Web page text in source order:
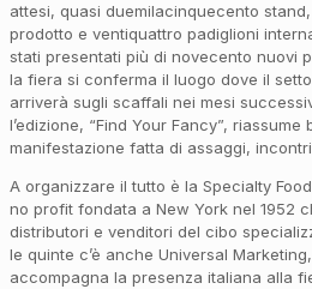
attesi, quasi duemilacinquecento
prodotto e ventiquattro padiglioni
stati presentati più di novecento nuovi
la fiera si conferma il luogo dove il
arriverà sugli scaffali nei mesi
l’edizione, “Find Your Fancy”,
manifestazione fatta di assaggi,
A organizzare il tutto è la Specialty
no profit fondata a New York nel 1952
distributori e venditori del cibo
le quinte c’è anche Universal
accompagna la presenza italiana alla